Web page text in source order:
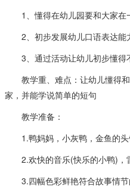
1、懂得在幼儿园要和大家在
2、初步发展幼儿口语表达能
3、通过活动让幼儿初步懂得
教学重、难点：让幼儿懂得和
家，并能学说简单的短句
教学准备：
1.鸭妈妈，小灰鸭，金鱼的头
2.欢快的音乐(快乐的小鸭)，
3.四幅色彩鲜艳符合故事情节